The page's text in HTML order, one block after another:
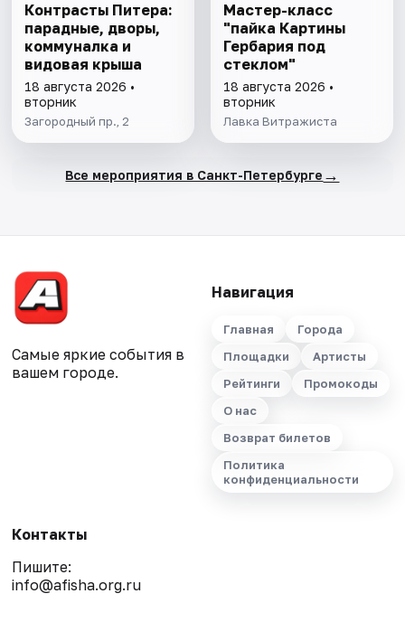
Контрасты Питера:
парадные, дворы,
коммуналка и
видовая крыша
18 августа 2026 •
вторник
Загородный пр., 2
Мастер-класс
"пайка Картины
Гербария под
стеклом"
18 августа 2026 •
вторник
Лавка Витражиста
Все мероприятия в Санкт-Петербурге →
Самые яркие события в
вашем городе.
Навигация
Главная
Города
Площадки
Артисты
Рейтинги
Промокоды
О нас
Возврат билетов
Политика
конфиденциальности
Контакты
Пишите:
info@afisha.org.ru